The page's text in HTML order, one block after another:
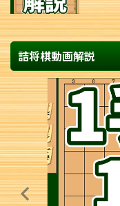
詰将棋動画解説